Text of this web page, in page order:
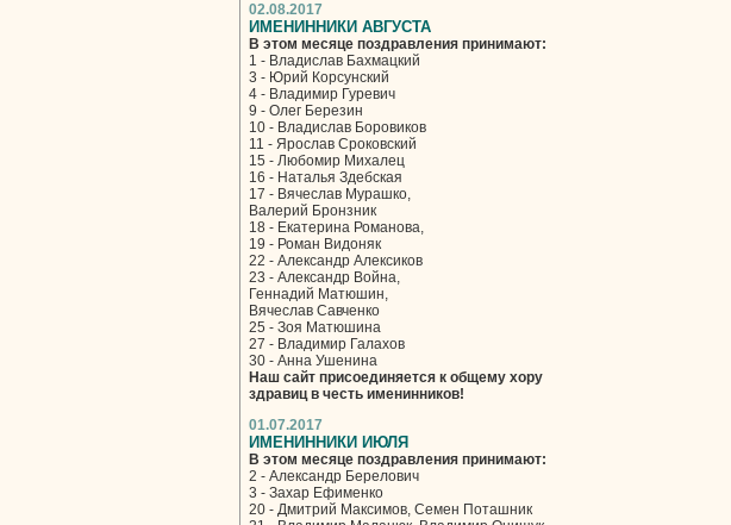
02.08.2017
ИМЕНИННИКИ АВГУСТА
В этом месяце поздравления принимают:
1 - Владислав Бахмацкий
3 - Юрий Корсунский
4 - Владимир Гуревич
9 - Олег Березин
10 - Владислав Боровиков
11 - Ярослав Сроковский
15 - Любомир Михалец
16 - Наталья Здебская
17 - Вячеслав Мурашко,
Валерий Бронзник
18 - Екатерина Романова,
19 - Роман Видоняк
22 - Александр Алексиков
23 - Александр Война,
Геннадий Матюшин,
Вячеслав Савченко
25 - Зоя Матюшина
27 - Владимир Галахов
30 - Анна Ушенина
Наш сайт присоединяется к общему хору
здравиц в честь именинников!
01.07.2017
ИМЕНИННИКИ ИЮЛЯ
В этом месяце поздравления принимают:
2 - Александр Берелович
3 - Захар Ефименко
20 - Дмитрий Максимов, Семен Поташник